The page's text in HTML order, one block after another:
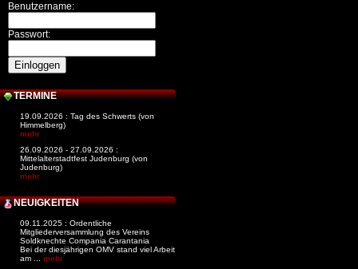
Benutzername:
Passwort:
TERMINE
19.09.2026 : Tag des Schwerts (von
Himmelberg)
mehr
26.09.2026 - 27.09.2026 :
Mittelalterstadtfest Judenburg (von
Judenburg)
mehr
NEUIGKEITEN
09.11.2025 : Ordentliche
Mitgliederversammlung des Vereins
Soldknechte Compania Carantania
Bei der diesjährigen OMV stand viel Arbeit
am ... mehr